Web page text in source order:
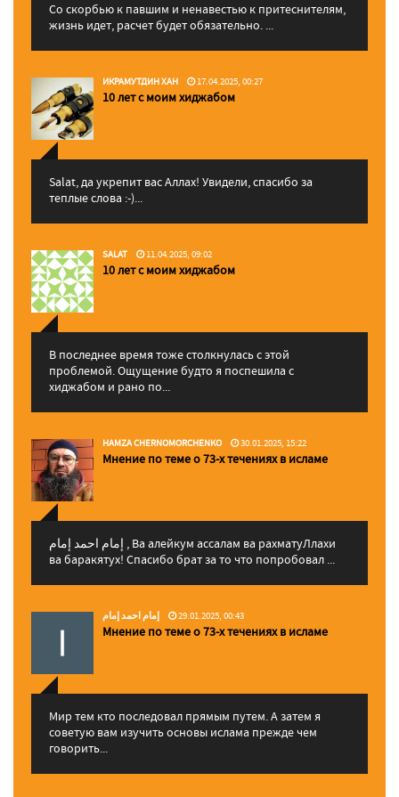
Со скорбью к павшим и ненавестью к притеснителям,
жизнь идет, расчет будет обязательно. ...
ИКРАМУТДИН ХАН 17.04.2025, 00:27
10 лет с моим хиджабом
Salat, да укрепит вас Аллаx! Увидели, спасибо за
теплые слова :-)...
SALAT 11.04.2025, 09:02
10 лет с моим хиджабом
В последнее время тоже столкнулась с этой
проблемой. Ощущение будто я поспешила с
хиджабом и рано по...
HAMZA CHERNOMORCHENKO 30.01.2025, 15:22
Мнение по теме о 73-х течениях в исламе
إمام احمد إمام , Ва алейкум ассалам ва рахматуЛлахи
ва баракятух! Спасибо брат за то что попробовал ...
إمام احمد إمام 29.01.2025, 00:43
Мнение по теме о 73-х течениях в исламе
Мир тем кто последовал прямым путем. А затем я
советую вам изучить основы ислама прежде чем
говорить...